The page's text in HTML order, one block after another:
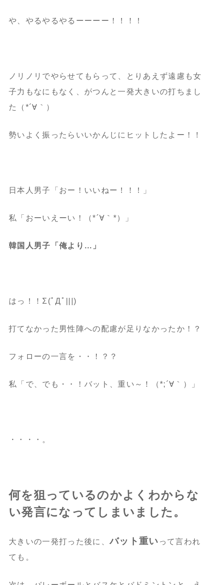
や、やるやるやるーーーー！！！！
ノリノリでやらせてもらって、とりあえず遠慮も女
子力もなにもなく、がつんと一発大きいの打ちまし
た（*´∀｀）
勢いよく振ったらいいかんじにヒットしたよー！！
日本人男子「おー！いいねー！！！」
私「おーいえーい！（*´∀｀*）」
韓国人男子「俺より…」
はっ！！Σ(ﾟДﾟ|||)
打てなかった男性陣への配慮が足りなかったか！？
フォローの一言を・・！？？
私「で、でも・・！バット、重い～！（*;´∀｀）」
・・・・。
何を狙っているのかよくわからな
い発言になってしまいました。
大きいの一発打った後に、バット重い って言われ
ても。